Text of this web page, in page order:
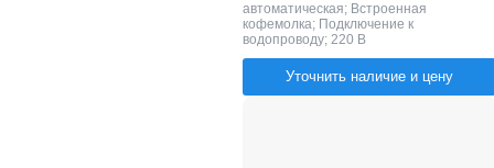
автоматическая; Встроенная
кофемолка; Подключение к
водопроводу; 220 В
Уточнить наличие и цену